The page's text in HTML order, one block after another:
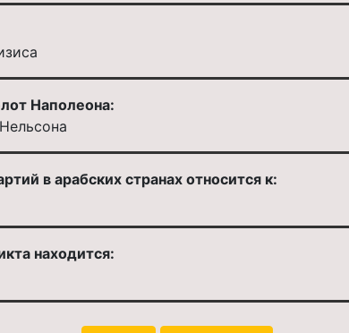
Наполеона:
в арабских странах относится к:
находится: